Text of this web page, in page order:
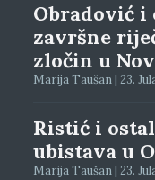
Obradović i
završne
zločin u
Marija Taušan | 23.
Ristić i
ubistava u
Marija Taušan | 23.